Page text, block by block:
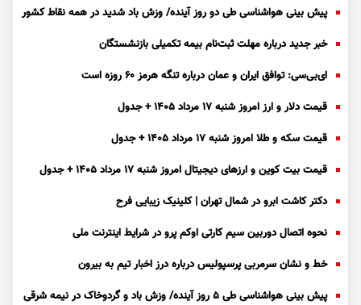
پیش بینی هواشناسی طی دو روز آینده/ وزش باد شدید در همه نقاط کشور
خبر جدید درباره مهلت ثبت‌نام بیمه تکمیلی بازنشستگان
ای‌بی‌سی: توافق ایران و عمان درباره تنگه هرمز ۶۰ روزه است
قیمت دلار و ارز امروز شنبه ۱۷ مرداد ۱۴۰۵ + جدول
قیمت سکه و طلا امروز شنبه ۱۷ مرداد ۱۴۰۵ + جدول
قیمت بیت کوین و ارز‌های دیجیتال امروز شنبه ۱۷ مرداد ۱۴۰۵ + جدول
دکتر کاشت ابرو در شمال تهران | کلینیک زیبایی فرح
نحوه اتصال دوربین سیم کارتی اوکم پرو در شرایط اینترنت ملی
خط و نشان سرمربی پرسپولیس درباره درز اخبار تیم به بیرون
پیش بینی هواشناسی طی ۵ روز آینده/ وزش باد و گردوخاک در نیمه شرقی